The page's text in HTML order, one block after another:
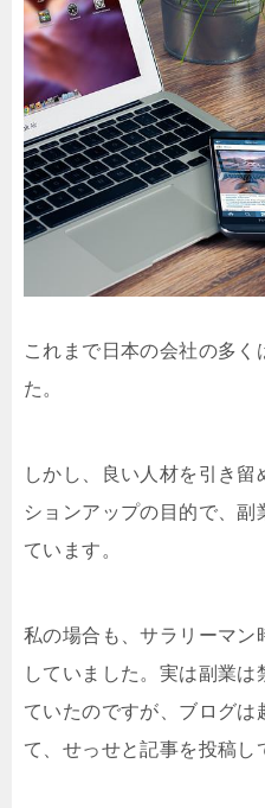
これまで日本の会社の多く
た。
しかし、良い人材を引き
ションアップの目的で、副
ています。
私の場合も、サラリーマン
していました。実は副業
ていたのですが、ブログは
て、せっせと記事を投稿し